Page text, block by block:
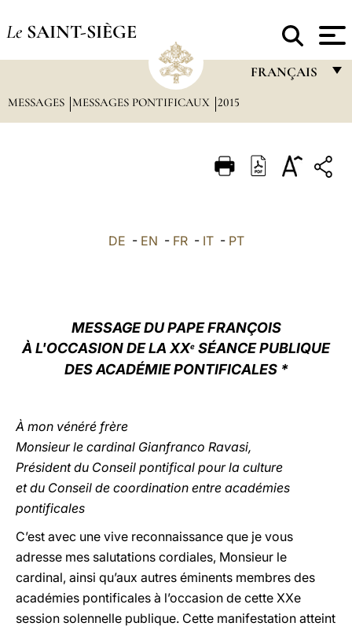
Le SAINT-SIÈGE
FRANÇAIS
ITALIANO
中文
LATINE
MESSAGES MESSAGES PONTIFICAUX 2015
DE - EN - FR- IT- PT
MESSAGE DU PAPE FRANÇOIS
À L'OCCASION DE LA XXe SÉANCE PUBLIQUE
DES ACADÉMIE PONTIFICALES *
À mon vénéré frère
Monsieur le cardinal Gianfranco Ravasi,
Président du Conseil pontifical pour la culture
et du Conseil de coordination entre académies
pontificales
C’est avec une vive reconnaissance que je vous
adresse mes salutations cordiales, Monsieur le
cardinal, ainsi qu’aux autres éminents membres des
académies pontificales à l’occasion de cette XXe
session solennelle publique. Cette manifestation atteint